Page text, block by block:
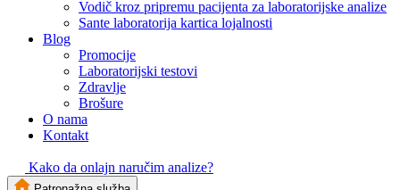
Vodič kroz pripremu pacijenta za laboratorijske analize
Sante laboratorija kartica lojalnosti
Blog
Promocije
Laboratorijski testovi
Zdravlje
Brošure
O nama
Kontakt
Kako da onlajn naručim analize?